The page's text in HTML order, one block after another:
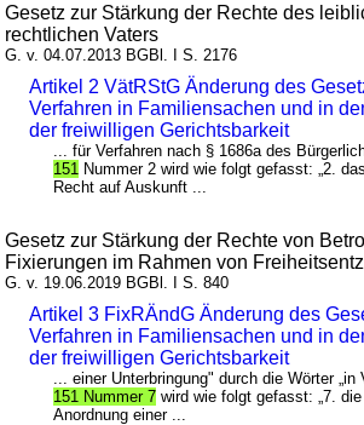
Gesetz zur Stärkung der Rechte des
rechtlichen Vaters
G. v. 04.07.2013 BGBl. I S. 2176
Artikel 2 VätRStG Änderung des
Verfahren in Familiensachen und in
der freiwilligen Gerichtsbarkeit
... für Verfahren nach § 1686a des
151 Nummer 2 wird wie folgt gefasst: „2.
Recht auf Auskunft ...
Gesetz zur Stärkung der Rechte von
Fixierungen im Rahmen von
G. v. 19.06.2019 BGBl. I S. 840
Artikel 3 FixRÄndG Änderung des
Verfahren in Familiensachen und in
der freiwilligen Gerichtsbarkeit
... einer Unterbringung" durch die Wörter
151 Nummer 7 wird wie folgt gefasst: „7.
Anordnung einer ...